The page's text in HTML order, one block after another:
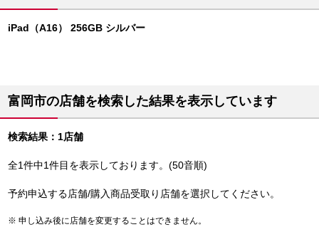
iPad（A16） 256GB シルバー
富岡市の店舗を検索した結果を表示しています
検索結果：1店舗
全1件中1件目を表示しております。(50音順)
予約申込する店舗/購入商品受取り店舗を選択してください。
申し込み後に店舗を変更することはできません。